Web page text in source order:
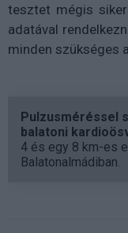
tesztet mégis
adatával
minden szükséges
Pulzusméréssel
balatoni
4 és egy 8 km-es
Balatonalmádiban.